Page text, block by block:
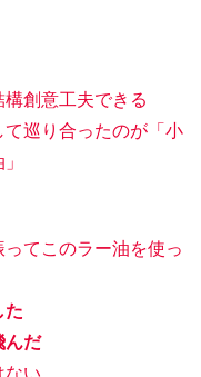
創意工夫できる
巡り合ったのが「小
てこのラー油を使っ
た
んだ